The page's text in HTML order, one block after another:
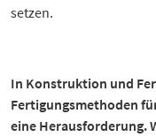
setzen.
In Konstruktion und
Fertigungsmethoden
eine Herausforderung.